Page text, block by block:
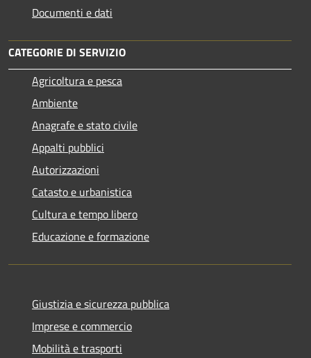
Documenti e dati
CATEGORIE DI SERVIZIO
Agricoltura e pesca
Ambiente
Anagrafe e stato civile
Appalti pubblici
Autorizzazioni
Catasto e urbanistica
Cultura e tempo libero
Educazione e formazione
Giustizia e sicurezza pubblica
Imprese e commercio
Mobilità e trasporti